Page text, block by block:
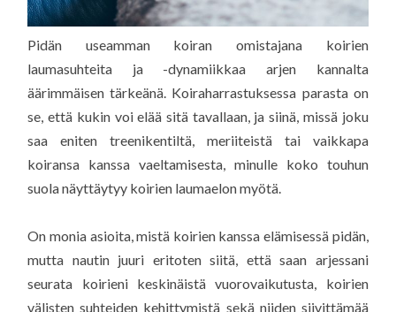
Pidän useamman koiran omistajana koirien
laumasuhteita ja -dynamiikkaa arjen kannalta
äärimmäisen tärkeänä. Koiraharrastuksessa parasta on
se, että kukin voi elää sitä tavallaan, ja siinä, missä joku
saa eniten treenikentiltä, meriiteistä tai vaikkapa
koiransa kanssa vaeltamisesta, minulle koko touhun
suola näyttäytyy koirien laumaelon myötä.
On monia asioita, mistä koirien kanssa elämisessä pidän,
mutta nautin juuri eritoten siitä, että saan arjessani
seurata koirieni keskinäistä vuorovaikutusta, koirien
välisten suhteiden kehittymistä sekä niiden siivittämää